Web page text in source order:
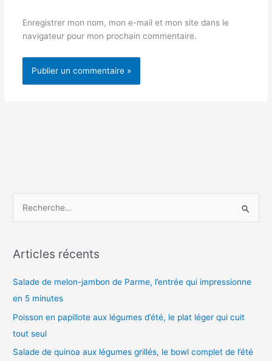
Enregistrer mon nom, mon e-mail et mon site dans le
navigateur pour mon prochain commentaire.
h
r
c
h
e
r
Articles récents
Salade de melon-jambon de Parme, l’entrée qui impressionne
en 5 minutes
Poisson en papillote aux légumes d’été, le plat léger qui cuit
tout seul
Salade de quinoa aux légumes grillés, le bowl complet de l’été